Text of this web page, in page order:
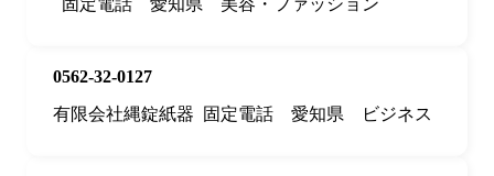
固定電話 愛知県 美容・ファッション
0562-32-0127
有限会社縄錠紙器
固定電話 愛知県 ビジネス